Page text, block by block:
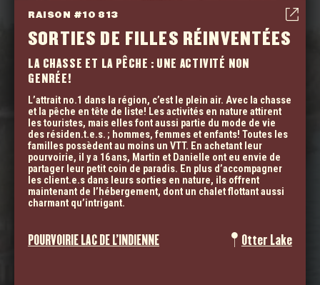
14 000 RAISONS
INSPIRÉES DE
NOS 14 000
CITOYEN.NES
UNE COMMUNAUTÉ VALEUREUSE, FORTE ET IMPLIQUÉE,
UNE MUSICALITÉ DE COUTUMES, DE CULTURES
RAISON #10 813
SORTIES DE FILLES RÉINVENTÉES
LA CHASSE ET LA PÊCHE : UNE ACTIVITÉ NON
GENRÉE!
L’attrait no.1 dans la région, c’est le plein air. Avec la chasse
et la pêche en tête de liste! Les activités en nature attirent
les touristes, mais elles font aussi partie du mode de vie
des résiden.t.e.s. ; hommes, femmes et enfants! Toutes les
familles possèdent au moins un VTT. En achetant leur
pourvoirie, il y a 16 ans, Martin et Danielle ont eu envie de
partager leur petit coin de paradis. En plus d’accompagner
les client.e.s dans leurs sorties en nature, ils offrent
maintenant de l’hébergement, dont un chalet flottant aussi
charmant qu’intrigant.
POURVOIRIE LAC DE L'INDIENNE Otter Lake